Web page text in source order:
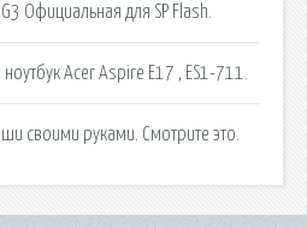
Официальная для SP Flash.
Acer Aspire E17 , ES1-711.
своими руками. Смотрите это.